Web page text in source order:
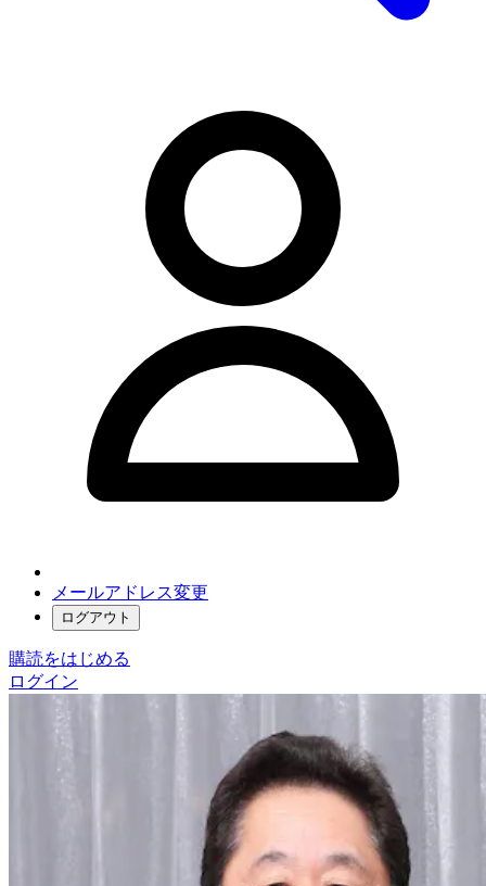
メールアドレス変更
ログアウト
購読をはじめる
ログイン